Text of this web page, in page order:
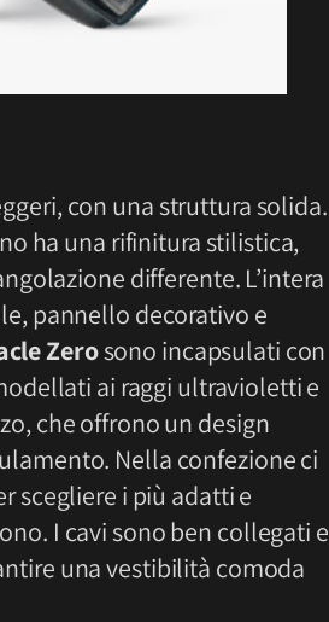
con una struttura solida.
ha una rifinitura stilistica,
differente. L’intera
pannello decorativo e
Zerosono incapsulati con
ai raggi ultravioletti e
che offrono un design
Nella confezione ci
scegliere i più adatti e
I cavi sono ben collegati e
una vestibilità comoda